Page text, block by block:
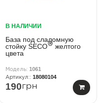
В НАЛИЧИИ
База под слаломную
стойку SECO® желтого
цвета
1061
18080104
190грн